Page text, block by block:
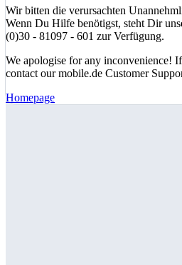
Wir bitten die verursachten
Wenn Du Hilfe benötigst, steht Dir
(0)30 - 81097 - 601 zur Verfügung.
We apologise for any inconvenience!
contact our mobile.de Customer
Homepage